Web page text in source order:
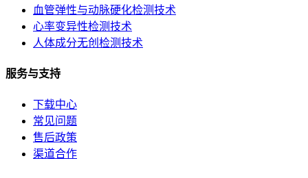
血管弹性与动脉硬化检测技术
心率变异性检测技术
人体成分无创检测技术
服务与支持
下载中心
常见问题
售后政策
渠道合作